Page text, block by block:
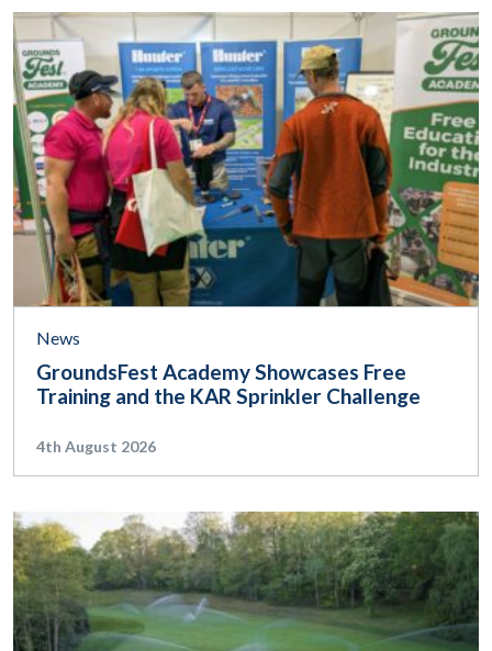
News
GroundsFest Academy Showcases Free
Training and the KAR Sprinkler Challenge
4th August 2026